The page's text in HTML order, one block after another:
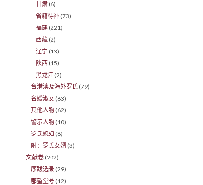
甘肃 (6)
省籍待补 (73)
福建 (221)
西藏 (2)
辽宁 (13)
陕西 (15)
黑龙江 (2)
台港澳及海外罗氏 (79)
名嫒淑女 (63)
其他人物 (62)
警示人物 (10)
罗氏媳妇 (8)
附：罗氏女婿 (3)
文献卷 (202)
序跋选录 (29)
郡望堂号 (12)